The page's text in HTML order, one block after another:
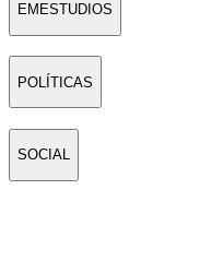
EMESTUDIOS
POLÍTICAS
SOCIAL